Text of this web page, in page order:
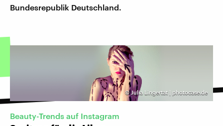
Bundesrepublik Deutschland.
©Julia Lingertat | photocase.de
Beauty-Trends auf Instagram